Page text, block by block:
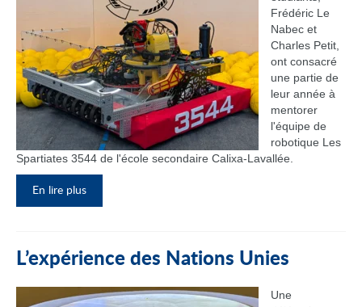
Frédéric Le
Nabec et
Charles Petit,
ont consacré
une partie de
leur année à
mentorer
l'équipe de
robotique Les
Spartiates 3544 de l'école secondaire Calixa-Lavallée.
En lire plus
L’expérience des Nations Unies
Une